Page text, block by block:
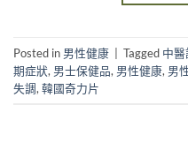
Posted in 男性健康 | Tagged 中醫
期症狀, 男士保健品, 男性健康, 男
失調, 韓國奇力片